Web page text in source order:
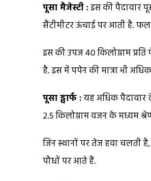
पूसा मैजेस्टी :इस की पैदावार
सैंटीमीटर ऊंचाई पर आती है.
इस की उपज 40 किलोग्राम
है. इस में पपेन की मात्रा भी
पूसा ड्वार्फ :यह अधिक पैदावार
2.5 किलोग्राम वजन के मध्यम
जिन स्थानों पर तेज हवा
पौधों पर आते हैं.